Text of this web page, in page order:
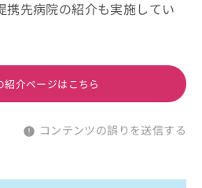
携先病院の紹介も実施してい
紹介ページはこちら
コンテンツの誤りを送信する